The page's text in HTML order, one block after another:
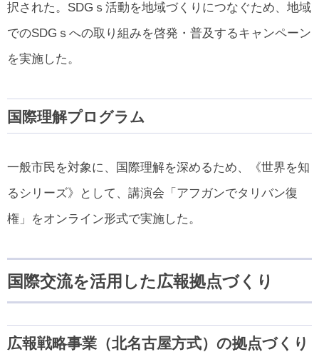
択された。SDGｓ活動を地域づくりにつなぐため、地域
でのSDGｓへの取り組みを啓発・普及するキャンペーン
を実施した。
国際理解プログラム
一般市民を対象に、国際理解を深めるため、《世界を知
るシリーズ》として、講演会「アフガンでタリバン復
権」をオンライン形式で実施した。
国際交流を活用した広報拠点づくり
広報戦略事業（北名古屋方式）の拠点づくり